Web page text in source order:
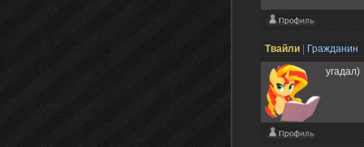
Твайли Гражданин
угадал)